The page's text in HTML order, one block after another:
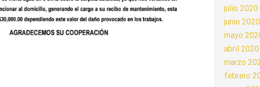
julio 2020
junio 2020
mayo
abril 2020
marzo
febrero